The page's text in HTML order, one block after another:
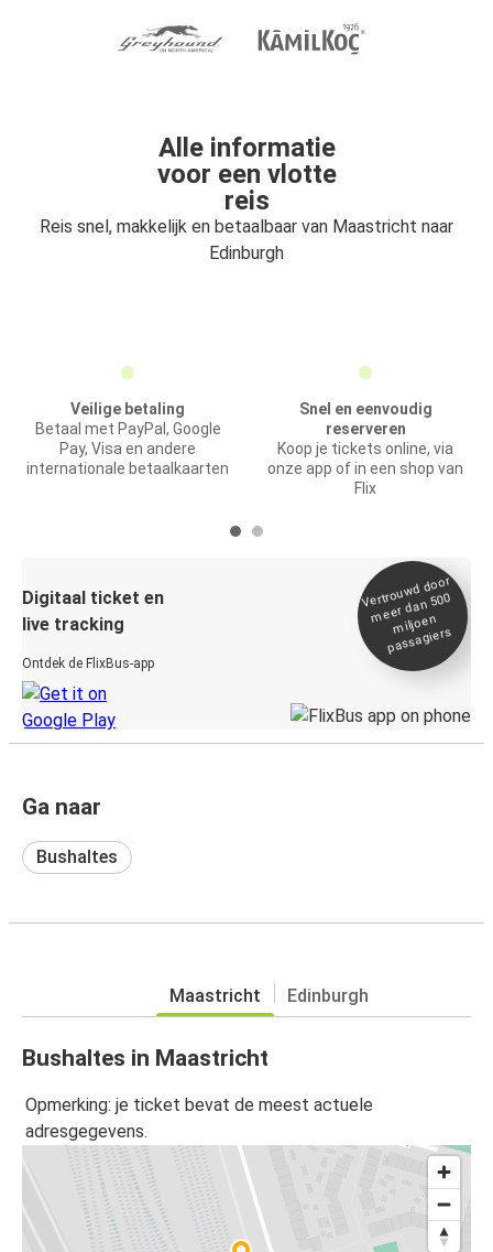
Alle informatie
voor een vlotte
reis
Reis snel, makkelijk en betaalbaar van Maastricht naar
Edinburgh
Veilige betaling
Betaal met PayPal, Google
Pay, Visa en andere
internationale betaalkaarten
Snel en eenvoudig
reserveren
Koop je tickets online, via
onze app of in een shop van
Flix
Digitaal ticket en
live tracking
Ontdek de FlixBus-app
Vertrou
wd door
meer dan 500
miljoen
passagiers
Ga naar
Bushaltes
Maastricht Edinburgh
Bushaltes in Maastricht
Opmerking: je ticket bevat de meest actuele
adresgegevens.